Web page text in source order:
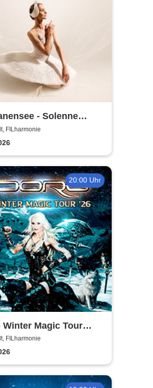
- Solenne
FILharmonie
20:00 Uhr
Winter Magic Tour
FILharmonie